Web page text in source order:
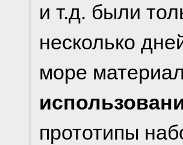
и т.д. были
несколько
море
прототипы